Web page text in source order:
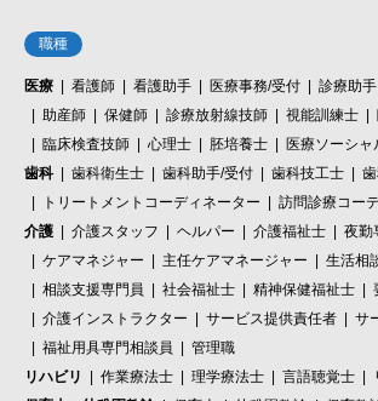
職種
医療 看護師 看護助手 医療事務/受付 診療助手
助産師
保健師 診療放射線技師 視能訓練士
臨床検査技師
心理士 胚培養士
医療ソーシャ
歯科
歯科衛生士 歯科助手/受付 歯科技工士
トリートメントコーディネーター
訪問診療コー
介護
介護スタッフ ヘルパー 介護福祉士
夜勤
ケアマネジャー
主任ケアマネージャー 生活相
相談支援専門員
社会福祉士 精神保健福祉士
介護インストラクター
サービス提供責任者
サ
福祉用具専門相談員
管理職
リハビリ
作業療法士 理学療法士 言語聴覚士